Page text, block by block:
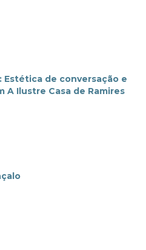
Estética de conversação e
A Ilustre Casa de Ramires